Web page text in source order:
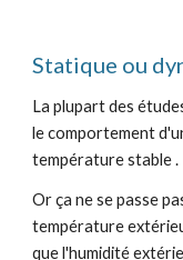
Statique ou
La plupart des
le comportement
température stable .
Or ça ne se passe
température
que l'humidité